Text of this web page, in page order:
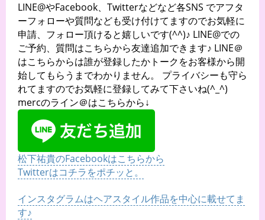
LINE@やFacebook、Twitterなどなど各SNS でアフタ
ーフォローや質問なども受け付けてますのでお気軽に
申請、フォロー頂けると嬉しいです(^^)♪ LINE@での
ご予約、質問はこちらから友達追加できます♪ LINE＠
はこちらからは誰が登録したかトークをお客様から開
始してもらうまでわかりません。 プライバシーも守ら
れてますのでお気軽に登録してみて下さいね(^_^)
mercのライン＠はこちらから↓
松下祐貴のFacebookはこちらから
Twitterはコチラをポチッと。
インスタグラムはヘアスタイル作品を中心に載せてま
す♪